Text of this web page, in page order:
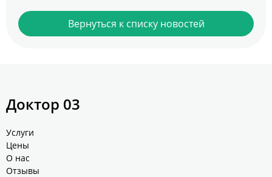
Вернуться к списку новостей
Доктор 03
Услуги
Цены
О нас
Отзывы